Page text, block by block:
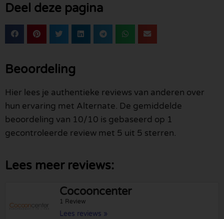
Deel deze pagina
Beoordeling
Hier lees je authentieke reviews van anderen over
hun ervaring met Alternate. De gemiddelde
beoordeling van 10/10 is gebaseerd op 1
gecontroleerde review met 5 uit 5 sterren.
Lees meer reviews:
Cocooncenter
1 Review
Lees reviews »